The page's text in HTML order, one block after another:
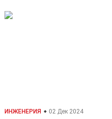
ИНЖЕНЕРИЯ 02 Дек 2024